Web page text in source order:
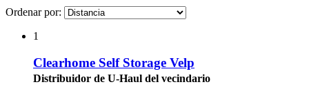
Ordenar por:
1
Clearhome Self Storage Velp
Distribuidor de U-Haul del vecindario